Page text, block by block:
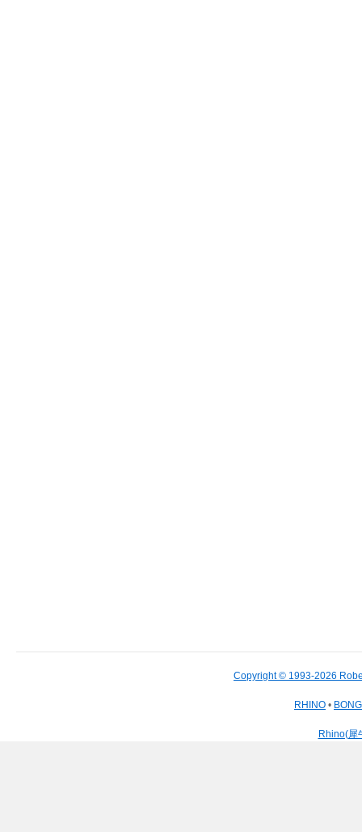
Copyright © 1993-2026
RHINO •
Rhino(犀